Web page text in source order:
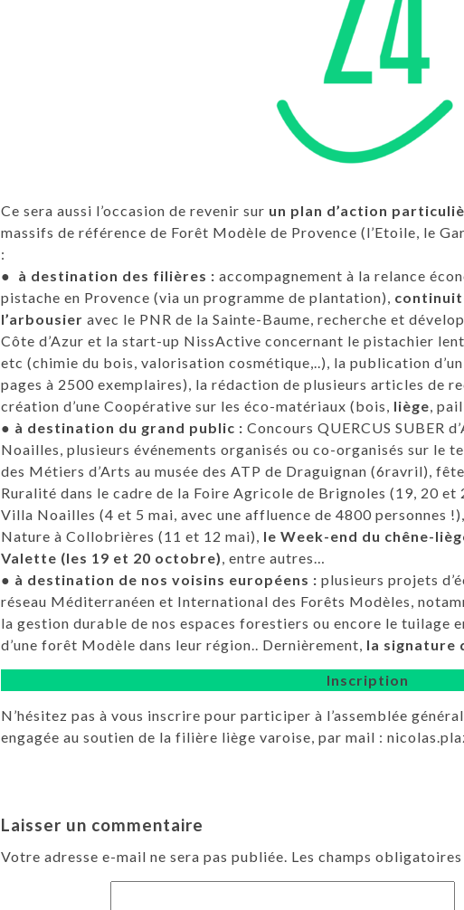
Ce sera aussi l’occasion de revenir sur un plan d’action
massifs de référence de Forêt Modèle de Provence (l’Etoile, le
:
● à destination des filières : accompagnement à la relance
pistache en Provence (via un programme de plantation),
l’arbousier avec le PNR de la Sainte-Baume, recherche et
Côte d’Azur et la start-up NissActive concernant le pistachier
etc (chimie du bois, valorisation cosmétique,..), la publication
pages à 2500 exemplaires), la rédaction de plusieurs articles de
création d’une Coopérative sur les éco-matériaux (bois, liège,
● à destination du grand public : Concours QUERCUS SUBER
Noailles, plusieurs événements organisés ou co-organisés sur le
des Métiers d’Arts au musée des ATP de Draguignan (6ravril),
Ruralité dans le cadre de la Foire Agricole de Brignoles (19, 20 et
Villa Noailles (4 et 5 mai, avec une affluence de 4800 personnes
Nature à Collobrières (11 et 12 mai), le Week-end du chêne-
Valette (les 19 et 20 octobre), entre autres…
● à destination de nos voisins européens : plusieurs projets
réseau Méditerranéen et International des Forêts Modèles,
la gestion durable de nos espaces forestiers ou encore le tuilage
d’une forêt Modèle dans leur région.. Dernièrement, la signature
Inscription
N’hésitez pas à vous inscrire pour participer à l’assemblée
engagée au soutien de la filière liège varoise, par mail :
Laisser un commentaire
Votre adresse e-mail ne sera pas publiée. Les champs